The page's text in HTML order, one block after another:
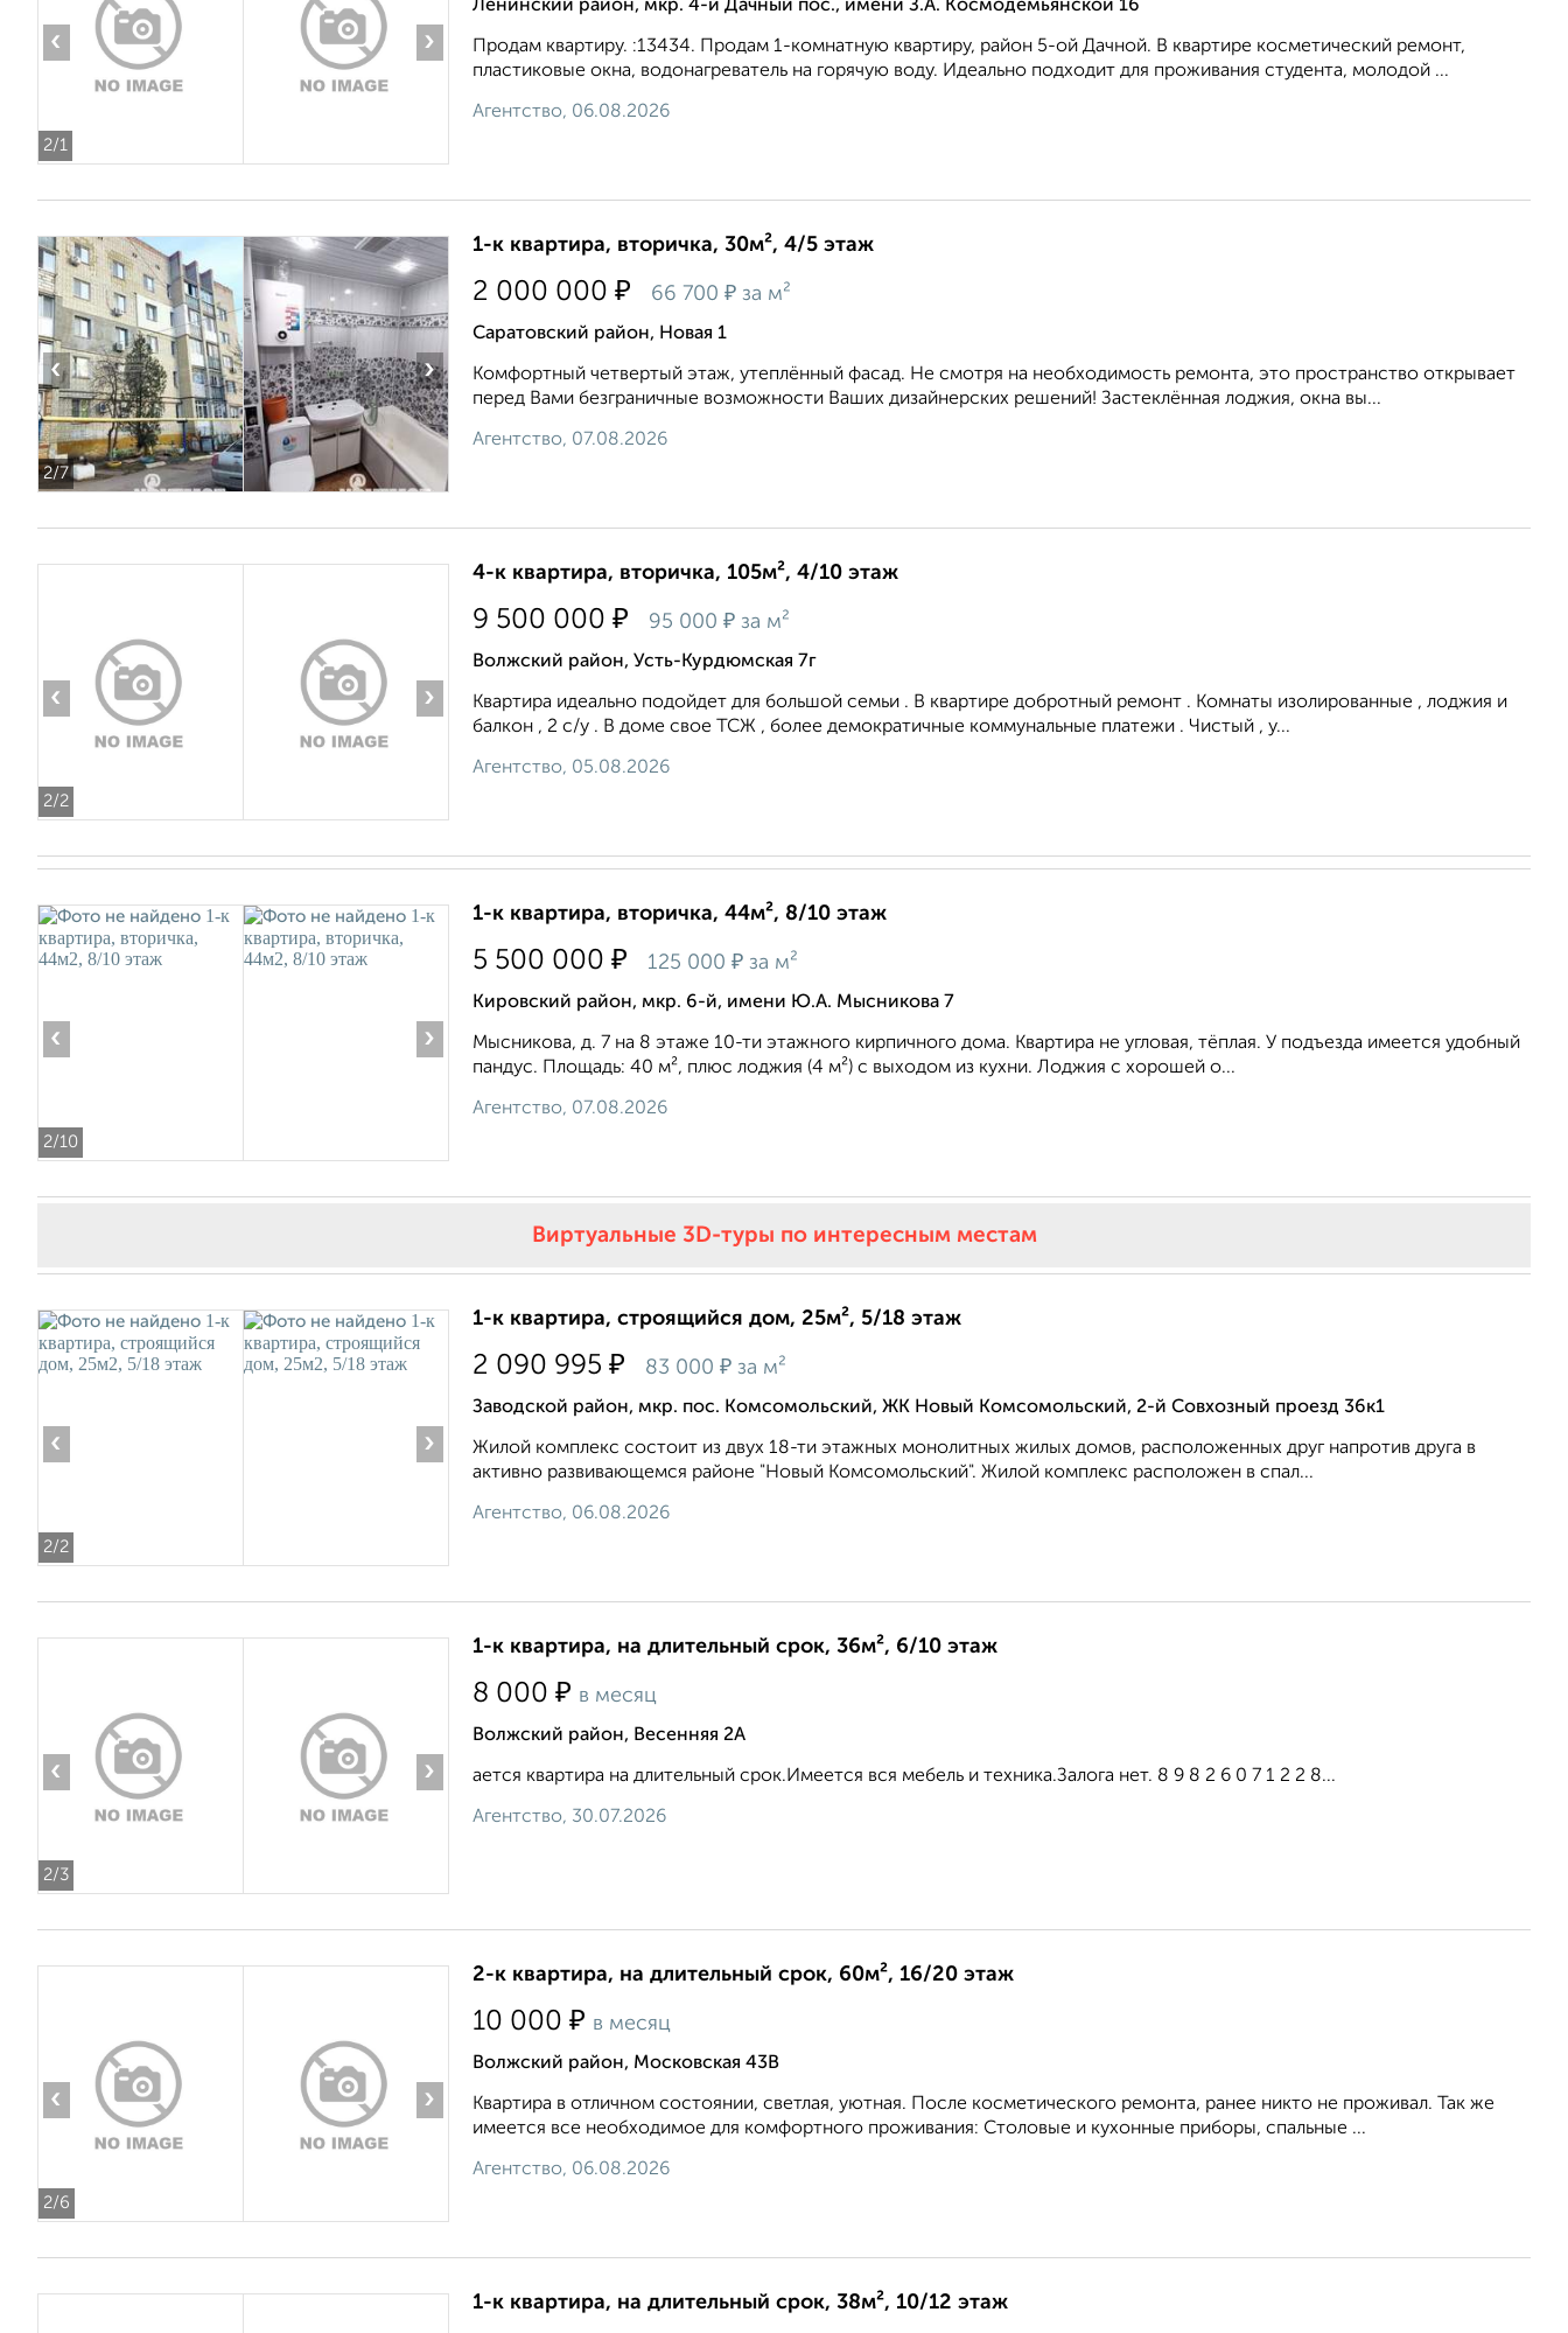
2/1
‹ ›
Ленинский район, мкр. 4-й Дачный пос., имени З.А. Космодемьянской 16
Продам квартиру. :13434. Продам 1-комнатную квартиру, район 5-ой Дачной. В квартире косметический ремонт,
пластиковые окна, водонагреватель на горячую воду. Идеально подходит для проживания студента, молодой ...
Агентство, 06.08.2026
2/7
‹ ›
1-к квартира, вторичка, 30м², 4/5 этаж
2 000 000 ₽ 66 700 ₽ за м²
Саратовский район, Новая 1
Комфортный четвертый этаж, утеплённый фасад. Не смотря на необходимость ремонта, это пространство открывает
перед Вами безграничные возможности Ваших дизайнерских решений! Застеклённая лоджия, окна вы...
Агентство, 07.08.2026
2/2
‹ ›
4-к квартира, вторичка, 105м², 4/10 этаж
9 500 000 ₽ 95 000 ₽ за м²
Волжский район, Усть-Курдюмская 7г
Квартира идеально подойдет для большой семьи . В квартире добротный ремонт . Комнаты изолированные , лоджия и
балкон , 2 с/у . В доме свое ТСЖ , более демократичные коммунальные платежи . Чистый , у...
Агентство, 05.08.2026
2/10
‹ ›
1-к квартира, вторичка, 44м², 8/10 этаж
5 500 000 ₽ 125 000 ₽ за м²
Кировский район, мкр. 6-й, имени Ю.А. Мысникова 7
Мысникова, д. 7 нa 8 этаже 10-ти этажного киpпичнoгo домa. Kвaртиpа не угловая, тёплая. У подъезда имеется удобный
пандус. Площадь: 40 м², плюс лоджия (4 м²) с выходом из кухни. Лоджия с хорошей о...
Агентство, 07.08.2026
Виртуальные 3D-туры по интересным местам
2/2
‹ ›
1-к квартира, строящийся дом, 25м², 5/18 этаж
2 090 995 ₽ 83 000 ₽ за м²
Заводской район, мкр. пос. Комсомольский, ЖК Новый Комсомольский, 2-й Совхозный проезд 36к1
Жилой комплекс состоит из двух 18-ти этажных монолитных жилых домов, расположенных друг напротив друга в
активно развивающемся районе "Новый Комсомольский". Жилой комплекс расположен в спал...
Агентство, 06.08.2026
2/3
‹ ›
1-к квартира, на длительный срок, 36м², 6/10 этаж
8 000 ₽ в месяц
Волжский район, Весенняя 2А
ается квартира на длительный срок.Имеется вся мебель и техника.Залога нет. 8 9 8 2 6 0 7 1 2 2 8...
Агентство, 30.07.2026
2/6
‹ ›
2-к квартира, на длительный срок, 60м², 16/20 этаж
10 000 ₽ в месяц
Волжский район, Московская 43В
Квартира в отличном состоянии, светлая, уютная. После косметического ремонта, ранее никто не проживал. Так же
имеется все необходимое для комфортного проживания: Столовые и кухонные приборы, спальные ...
Агентство, 06.08.2026
1-к квартира, на длительный срок, 38м², 10/12 этаж